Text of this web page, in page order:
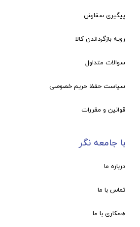
پیگیری سفارش
رویه بازگرداندن کالا
سوالات متداول
سیاست حفظ حریم خصوصی
قوانین و مقررات
با جامعه نگر
درباره ما
تماس با ما
همکاری با ما